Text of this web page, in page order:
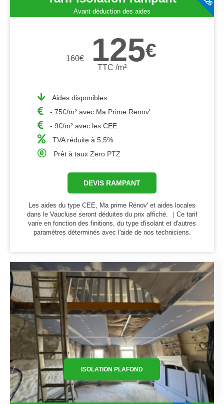
Avant déduction des aides
160€ 125€
TTC /m²
Aides disponibles
- 75€/m² avec Ma Prime Renov'
- 9€/m² avec les CEE
TVA réduite à 5,5%
Prêt à taux Zero PTZ
DEVIS RAMPANT
Les aides du type CEE, Ma prime Rénov' et aides locales
dans le Vaucluse seront déduites du prix affiché. ｜Ce tarif
varie en fonction des finitions, du type d'isolant et d'autres
paramètres déterminés avec l'aide de nos techniciens.
ISOLATION PLAFOND